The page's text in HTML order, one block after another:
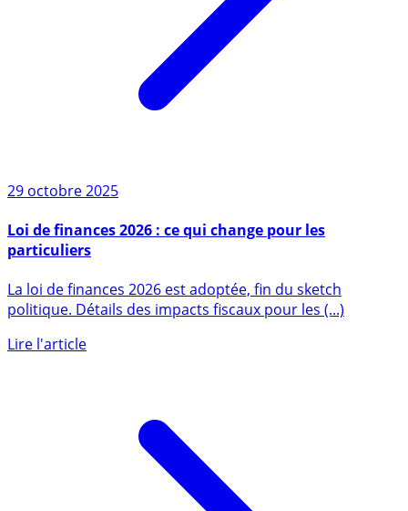
29 octobre 2025
particuliers
politique. Détails des impacts fiscaux pour les (...)